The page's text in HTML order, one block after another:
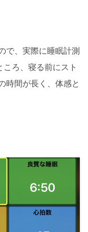
で、実際に睡眠計測
ろ、寝る前にスト
時間が長く、体感と